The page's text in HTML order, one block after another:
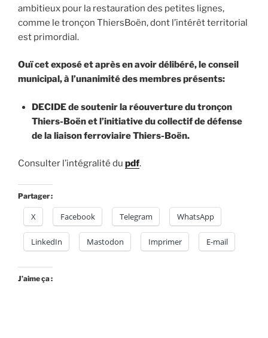
ambitieux pour la restauration des petites lignes,
comme le tronçon ThiersBoën, dont l’intérêt territorial
est primordial.
Ouï cet exposé et après en avoir délibéré, le conseil
municipal, à l’unanimité des membres présents:
DECIDE de soutenir la réouverture du tronçon
Thiers-Boën et l’initiative du collectif de défense
de la liaison ferroviaire Thiers-Boën.
Consulter l’intégralité du pdf.
Partager :
X Facebook Telegram WhatsApp
LinkedIn Mastodon Imprimer E-mail
J’aime ça :